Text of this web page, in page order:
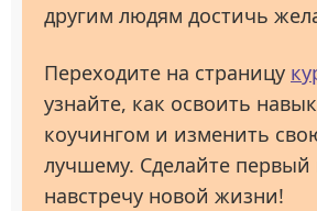
другим людям достичь
Переходите на страницу
узнайте, как освоить
коучингом и изменить
лучшему. Сделайте первый
навстречу новой жизни!